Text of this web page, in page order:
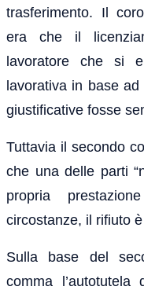
trasferimento. Il
era che il
lavoratore che si
lavorativa in base
giustificative fosse
Tuttavia il secondo
che una delle parti
propria
circostanze, il rifiuto
Sulla base del
comma